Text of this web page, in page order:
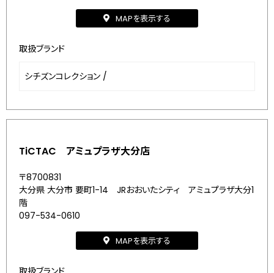
MAPを表示する
取扱ブランド
シチズンコレクション /
TiCTAC アミュプラザ大分店
〒8700831
大分県 大分市 要町1-14 JRおおいたシティ アミュプラザ大分1
階
097-534-0610
MAPを表示する